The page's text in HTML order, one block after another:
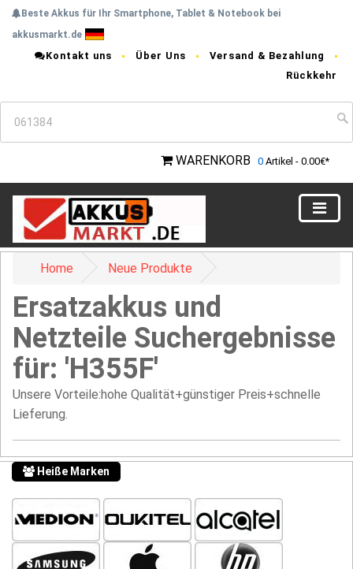
Beste Akkus für Ihr Smartphone, Tablet & Notebook bei
akkusmarkt.de
Kontakt uns Über Uns
Versand & Bezahlung
Rückkehr
WARENKORB 0 Artikel - 0.00€*
Home Neue Produkte
Ersatzakkus und
Netzteile Suchergebnisse
für: 'H355F'
Unsere Vorteile:hohe Qualität+günstiger Preis+schnelle
Lieferung.
Heiße Marken